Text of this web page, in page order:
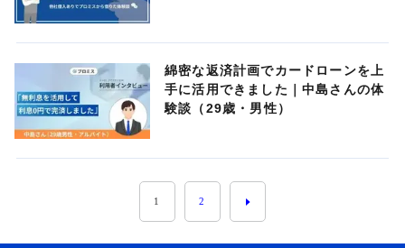
綿密な返済計画でカードローンを上
手に活用できました｜中島さんの体
験談（29歳・男性）
1 2